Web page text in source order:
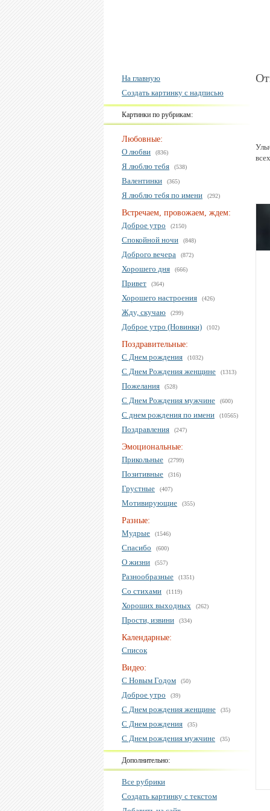
На главную
Создать картинку с надписью
Картинки по рубрикам:
Любовные:
О любви
(836)
Я люблю тебя (538)
Валентинки (365)
Я люблю тебя по имени (292)
Встречаем, провожаем, ждем:
Доброе утро
(2150)
Спокойной ночи (848)
Доброго вечера (872)
Хорошего дня (666)
Привет (364)
Хорошего настроения (426)
Жду, скучаю (299)
Доброе утро (Новинки) (102)
Поздравительные:
С Днем рождения
(1032)
С Днем Рождения женщине (1313)
Пожелания (528)
С Днем Рождения мужчине (600)
С днем рождения по имени (10565)
Поздравления (247)
Эмоциональные:
Прикольные
(2799)
Позитивные (316)
Грустные (407)
Мотивирующие (355)
Разные:
Мудрые
(1546)
Спасибо (600)
О жизни (557)
Разнообразные (1351)
Со стихами (1119)
Хороших выходных (262)
Прости, извини (334)
Календарные:
Список
Видео:
С Новым Годом
(50)
Доброе утро (39)
С Днем рождения женщине (35)
С Днем рождения (35)
С Днем рождения мужчине (35)
Дополнительно:
Все рубрики
Создать картинку с текстом